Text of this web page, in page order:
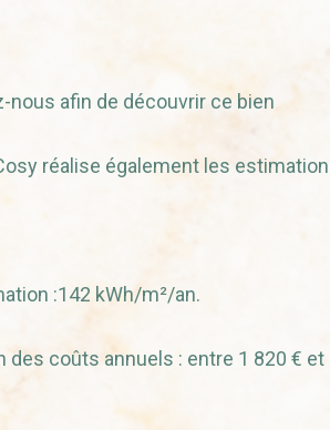
nous afin de découvrir ce bien
réalise également les
:142 kWh/m²/an.
des coûts annuels : entre 1 820 €